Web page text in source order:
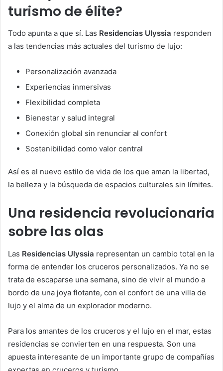
turismo de élite?
Todo apunta a que sí. Las Residencias Ulyssia responden
a las tendencias más actuales del turismo de lujo:
Personalización avanzada
Experiencias inmersivas
Flexibilidad completa
Bienestar y salud integral
Conexión global sin renunciar al confort
Sostenibilidad como valor central
Así es el nuevo estilo de vida de los que aman la libertad,
la belleza y la búsqueda de espacios culturales sin límites.
Una residencia revolucionaria
sobre las olas
Las Residencias Ulyssia representan un cambio total en la
forma de entender los cruceros personalizados. Ya no se
trata de escaparse una semana, sino de vivir el mundo a
bordo de una joya flotante, con el confort de una villa de
lujo y el alma de un explorador moderno.
Para los amantes de los cruceros y el lujo en el mar, estas
residencias se convierten en una respuesta. Son una
apuesta interesante de un importante grupo de compañías